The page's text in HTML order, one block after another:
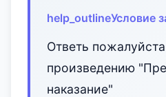
help_outlineУсловие
Ответь
произведению
наказание"